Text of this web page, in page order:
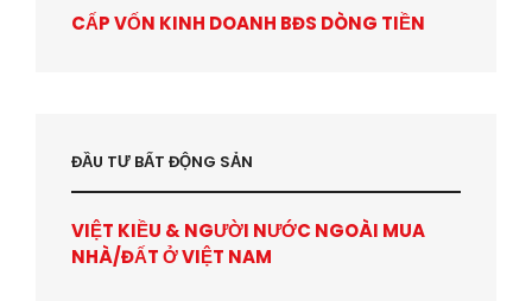
CẤP VỐN KINH DOANH BĐS DÒNG TIỀN
ĐẦU TƯ BẤT ĐỘNG SẢN
VIỆT KIỀU & NGƯỜI NƯỚC NGOÀI MUA
NHÀ/ĐẤT Ở VIỆT NAM